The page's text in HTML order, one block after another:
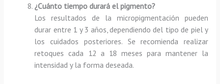
¿Cuánto tiempo durará el pigmento?
Los resultados de la micropigmentación pueden
durar entre 1 y 3 años, dependiendo del tipo de piel y
los cuidados posteriores. Se recomienda realizar
retoques cada 12 a 18 meses para mantener la
intensidad y la forma deseada.